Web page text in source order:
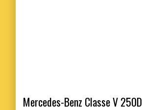
Mercedes-Benz Classe V 250D